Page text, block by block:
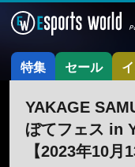
特集 セール
YAKAGE
ぼてフェス in
【2023年10月